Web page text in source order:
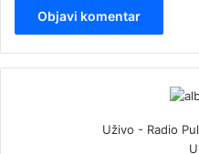
Uživo - Radio